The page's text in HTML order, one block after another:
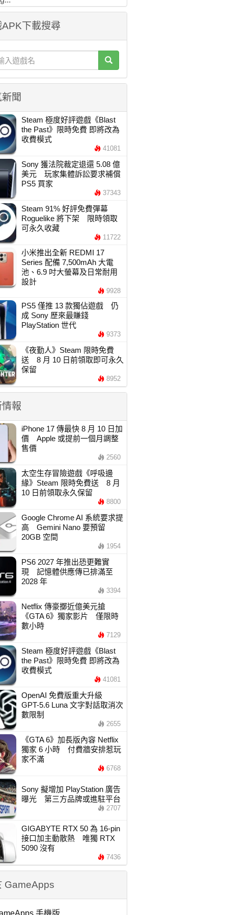
下載搜尋
聞
Steam 極度好評遊戲《Blast
the Past》限時免費 即將改為
收費模式
41081
Sony 獲法院裁定退還 5.08 億
美元 玩家集體訴訟要求補償
PS5 買家
37343
Steam 91% 好評免費彈幕
Roguelike 將下架 限時領取
可永久收藏
11722
小米推出全新 REDMI 17
Series 配備 7,500mAh 大電
池、6.9 吋大螢幕及日常耐用
設計
9928
PS5 僅推 13 款獨佔遊戲 仍
成 Sony 歷來最賺錢
PlayStation 世代
9373
《夜勤人》Steam 限時免費
送 8 月 10 日前領取即可永久
保留
8952
報
iPhone 17 傳最快 8 月 10 日加
價 Apple 或提前一個月調整
售價
2560
太空生存冒險遊戲《呼吸邊
緣》Steam 限時免費送 8 月
10 日前領取永久保留
8800
Google Chrome AI 系統要求提
高 Gemini Nano 要預留
20GB 空間
1954
PS6 2027 年推出恐更難實
現 記憶體供應傳已排滿至
2028 年
3394
Netflix 傳豪擲近億美元搶
《GTA 6》獨家影片 僅限時
數小時
7129
Steam 極度好評遊戲《Blast
the Past》限時免費 即將改為
收費模式
41081
OpenAI 免費版重大升級
GPT-5.6 Luna 文字對話取消次
數限制
2655
《GTA 6》加長版內容 Netflix
獨家 6 小時 付費牆安排惹玩
家不滿
6768
Sony 擬增加 PlayStation 廣告
曝光 第三方品牌或進駐平台
2707
GIGABYTE RTX 50 為 16-pin
接口加主動散熱 唯獨 RTX
5090 沒有
7436
GameApps
手機版